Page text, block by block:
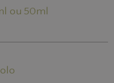
ou 50ml